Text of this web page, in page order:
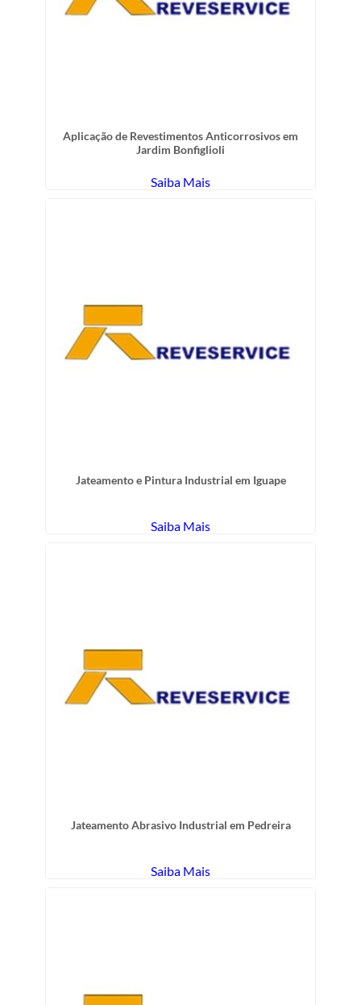
Aplicação de Revestimentos Anticorrosivos em
Jardim Bonfiglioli
Saiba Mais
Jateamento e Pintura Industrial em Iguape
Saiba Mais
Jateamento Abrasivo Industrial em Pedreira
Saiba Mais